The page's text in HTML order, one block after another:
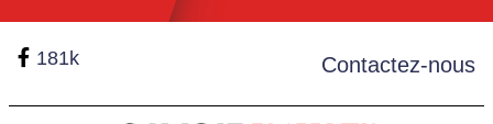
181k Contactez-nous